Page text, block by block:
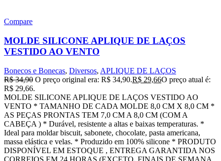
Compare
MOLDE SILICONE APLIQUE DE LAÇOS
VESTIDO AO VENTO
Bonecos e Bonecas, Diversos, APLIQUE DE LAÇOS
R$34,90 O preço original era: R$ 34,90.R$ 29,66O preço atual é:
R$ 29,66.
MOLDE SILICONE APLIQUE DE LAÇOS VESTIDO AO
VENTO * TAMANHO DE CADA MOLDE 8,0 CM X 8,0 CM *
AS PEÇAS PRONTAS TEM 7,0 CM A 8,0 CM (COM A
CABEÇA ) * Durável, resistente a altas e baixas temperaturas. *
Ideal para moldar biscuit, sabonete, chocolate, pasta americana,
massa elástica e velas. * Produzido em 100% silicone * PRODUTO
DISPONÍVEL EM ESTOQUE , ENTREGA GARANTIDA NOS
CORREIOS EM 24 HORAS (EXCETO, FINAIS DE SEMANA